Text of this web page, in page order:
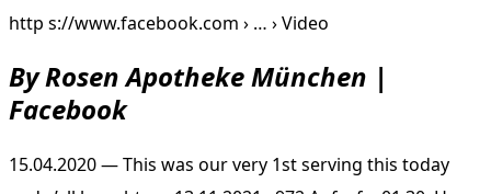
http s://www.facebook.com › … › Video
By Rosen Apotheke München |
Facebook
15.04.2020 — This was our very 1st serving this today